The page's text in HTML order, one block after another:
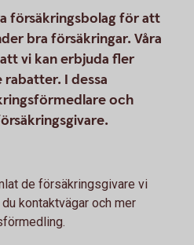
försäkringsbolag för att
bra försäkringar. Våra
vi kan erbjuda fler
I dessa
och
de försäkringsgivare vi
kontaktvägar och mer